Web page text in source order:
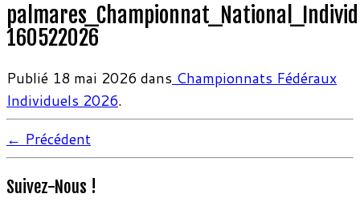
160522026
Publié 18 mai 2026 dans Championnats Fédéraux
Individuels 2026.
← Précédent
Suivez-Nous !